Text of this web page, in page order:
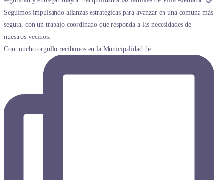
Con mucho orgullo recibimos en la Municipalidad de